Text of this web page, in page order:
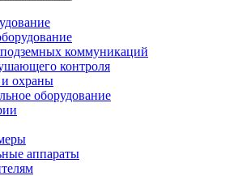
коммуникаций
контроля
охраны
оборудование
аппараты